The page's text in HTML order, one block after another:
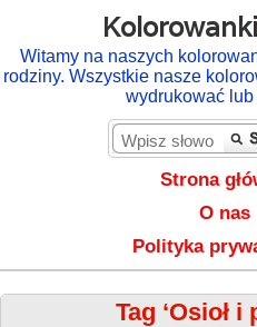
Kolorowanki
Witamy na naszych
rodziny. Wszystkie nasze
wydrukować lub
Strona
O nas
Polityka
Tag ‘Osioł i